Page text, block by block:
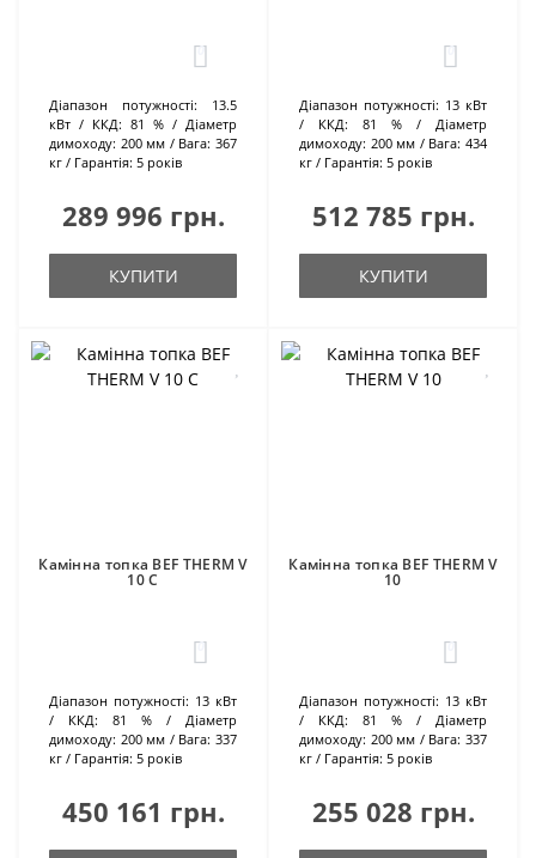
0
Діапазон потужності:
13.5
кВт
ККД: 81 %
Діаметр
димоходу: 200 мм Вага: 367
кг
Гарантія: 5 років
289 996 грн.
КУПИТИ
0
Діапазон потужності: 13 кВт
ККД:
81 %
Діаметр
димоходу: 200 мм Вага: 434
кг
Гарантія: 5 років
512 785 грн.
КУПИТИ
Камінна топка BEF THERM V
10 C
0
Діапазон потужності: 13 кВт
ККД:
81 %
Діаметр
димоходу: 200 мм Вага: 337
кг
Гарантія: 5 років
450 161 грн.
Камінна топка BEF THERM V
10
0
Діапазон потужності: 13 кВт
ККД:
81 %
Діаметр
димоходу: 200 мм Вага: 337
кг
Гарантія: 5 років
255 028 грн.